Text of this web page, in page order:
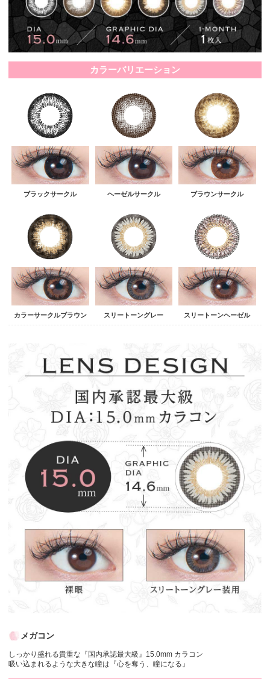
カラーバリエーション
ブラックサークル ヘーゼルサークル ブラウンサークル
カラーサークルブラウン スリートーングレー スリートーンヘーゼル
メガコン
しっかり盛れる貴重な『国内承認最大級』15.0mm カラコン
吸い込まれるような大きな瞳は『心を奪う、瞳になる』